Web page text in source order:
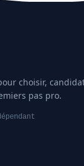
choisir,
pas pro.